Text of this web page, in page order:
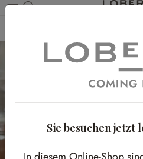
Sie besuchen jetzt